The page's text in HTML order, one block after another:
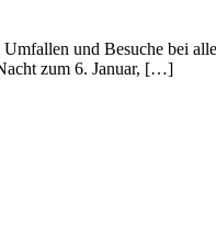
und Besuche bei
zum 6. Januar, […]